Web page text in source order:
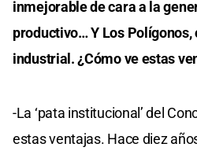
inmejorable de cara a la
productivo… Y Los Polígonos,
industrial. ¿Cómo ve estas
-La ‘pata institucional’ del
estas ventajas. Hace diez